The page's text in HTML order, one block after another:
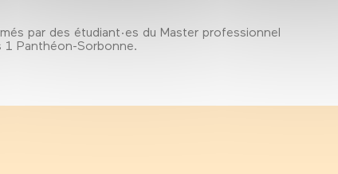
par des étudiant·es du Master professionnel
1 Panthéon-Sorbonne.